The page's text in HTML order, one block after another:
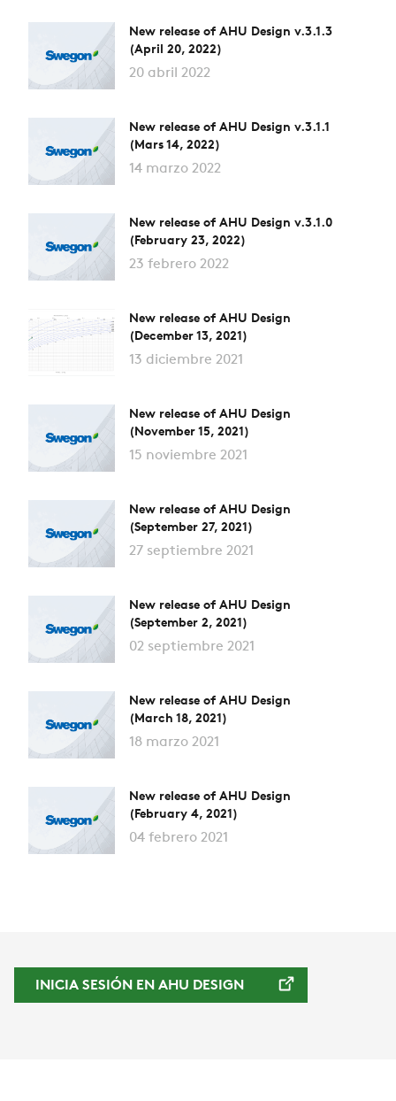
New release of AHU Design v.3.1.3
(April 20, 2022)
20 abril 2022
New release of AHU Design v.3.1.1
(Mars 14, 2022)
14 marzo 2022
New release of AHU Design v.3.1.0
(February 23, 2022)
23 febrero 2022
New release of AHU Design
(December 13, 2021)
13 diciembre 2021
New release of AHU Design
(November 15, 2021)
15 noviembre 2021
New release of AHU Design
(September 27, 2021)
27 septiembre 2021
New release of AHU Design
(September 2, 2021)
02 septiembre 2021
New release of AHU Design
(March 18, 2021)
18 marzo 2021
New release of AHU Design
(February 4, 2021)
04 febrero 2021
INICIA SESIÓN EN AHU DESIGN